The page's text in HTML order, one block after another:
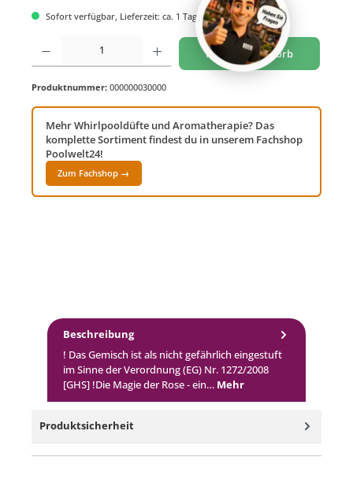
Sofort verfügbar, Lieferzeit: ca. 1 Tag
Produkt Anzahl: Gib den gewünschten Wert ein oder benutze die Schaltflächen um
In den Warenkorb
Produktnummer: 000000030000
Mehr Whirlpooldüfte und Aromatherapie? Das
komplette Sortiment findest du in unserem Fachshop
Poolwelt24!
Zum Fachshop →
Beschreibung
! Das Gemisch ist als nicht gefährlich eingestuft
im Sinne der Verordnung (EG) Nr. 1272/2008
[GHS] !Die Magie der Rose - ein… Mehr
Produktsicherheit